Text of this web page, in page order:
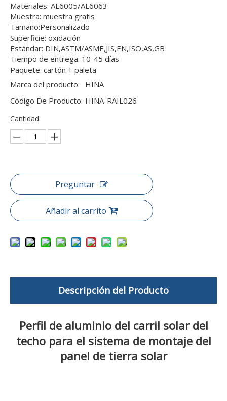
Materiales: AL6005/AL6063
Muestra: muestra gratis
Tamaño:Personalizado
Superficie: oxidación
Estándar: DIN,ASTM/ASME,JIS,EN,ISO,AS,GB
Tiempo de entrega: 10-45 días
Paquete: cartón + paleta
Marca del producto:
HINA
Código De Producto: HINA-RAIL026
Cantidad:
Preguntar
Añadir al carrito
Descripción del Producto
Perfil de aluminio del carril solar del
techo para el sistema de montaje del
panel de tierra solar